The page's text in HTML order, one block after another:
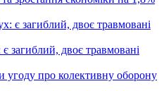
загиблий, двоє травмовані